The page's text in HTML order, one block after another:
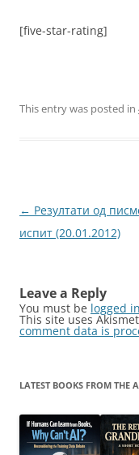
[five-star-rating]
This entry was posted in
Post
navigation
← Резултати од
испит (20.01.2012)
Leave a Reply
You must be logged in
This site uses
comment data is
LATEST BOOKS FROM THE